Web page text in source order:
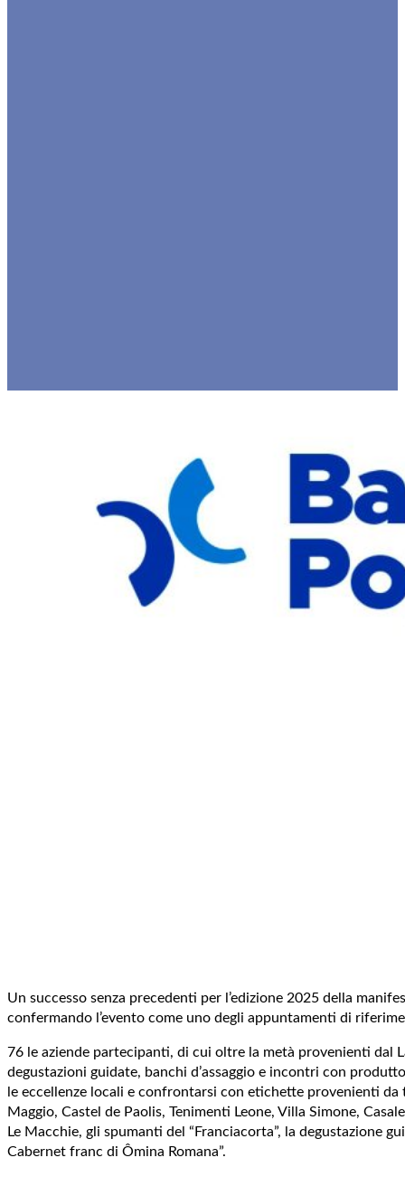
Un successo senza precedenti per l’edizione 2025 della
confermando l’evento come uno degli appuntamenti di
76 le aziende partecipanti, di cui oltre la metà provenienti dal
degustazioni guidate, banchi d’assaggio e incontri con
le eccellenze locali e confrontarsi con etichette provenienti
Maggio, Castel de Paolis, Tenimenti Leone, Villa Simone,
Le Macchie, gli spumanti del “Franciacorta”, la degustazione
Cabernet franc di Ômina Romana”.